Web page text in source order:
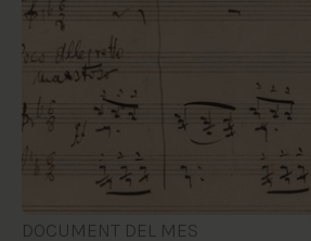
DOCUMENT DEL MES